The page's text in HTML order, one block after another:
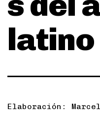
latino
Elaboración: